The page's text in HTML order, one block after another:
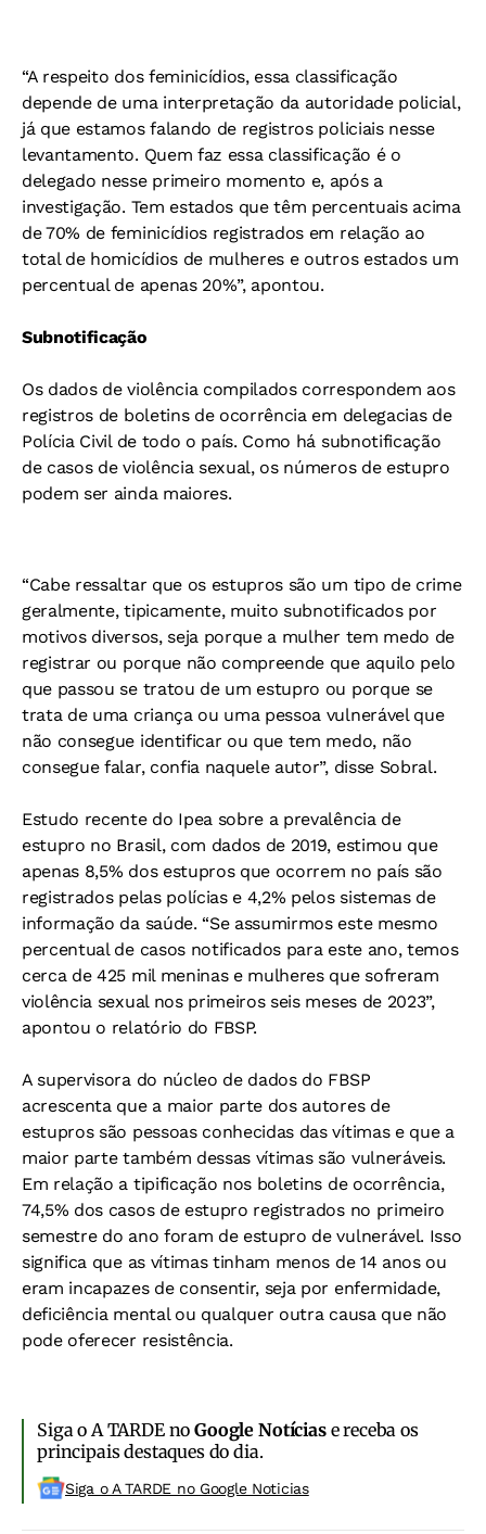
“A respeito dos feminicídios, essa classificação
depende de uma interpretação da autoridade policial,
já que estamos falando de registros policiais nesse
levantamento. Quem faz essa classificação é o
delegado nesse primeiro momento e, após a
investigação. Tem estados que têm percentuais acima
de 70% de feminicídios registrados em relação ao
total de homicídios de mulheres e outros estados um
percentual de apenas 20%”, apontou.
Subnotificação
Os dados de violência compilados correspondem aos
registros de boletins de ocorrência em delegacias de
Polícia Civil de todo o país. Como há subnotificação
de casos de violência sexual, os números de estupro
podem ser ainda maiores.
“Cabe ressaltar que os estupros são um tipo de crime
geralmente, tipicamente, muito subnotificados por
motivos diversos, seja porque a mulher tem medo de
registrar ou porque não compreende que aquilo pelo
que passou se tratou de um estupro ou porque se
trata de uma criança ou uma pessoa vulnerável que
não consegue identificar ou que tem medo, não
consegue falar, confia naquele autor”, disse Sobral.
Estudo recente do Ipea sobre a prevalência de
estupro no Brasil, com dados de 2019, estimou que
apenas 8,5% dos estupros que ocorrem no país são
registrados pelas polícias e 4,2% pelos sistemas de
informação da saúde. “Se assumirmos este mesmo
percentual de casos notificados para este ano, temos
cerca de 425 mil meninas e mulheres que sofreram
violência sexual nos primeiros seis meses de 2023”,
apontou o relatório do FBSP.
A supervisora do núcleo de dados do FBSP
acrescenta que a maior parte dos autores de
estupros são pessoas conhecidas das vítimas e que a
maior parte também dessas vítimas são vulneráveis.
Em relação a tipificação nos boletins de ocorrência,
74,5% dos casos de estupro registrados no primeiro
semestre do ano foram de estupro de vulnerável. Isso
significa que as vítimas tinham menos de 14 anos ou
eram incapazes de consentir, seja por enfermidade,
deficiência mental ou qualquer outra causa que não
pode oferecer resistência.
Siga o A TARDE noGoogle Notíciase receba os
principais destaques do dia.
Siga o A TARDE no Google Noticias